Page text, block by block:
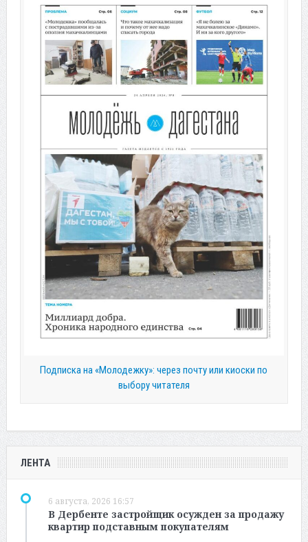
Подписка на «Молодежку»: через почту или киоски по
выбору читателя
ЛЕНТА
6 августа, 2026 16:57
В Дербенте застройщик осужден за продажу
квартир подставным покупателям